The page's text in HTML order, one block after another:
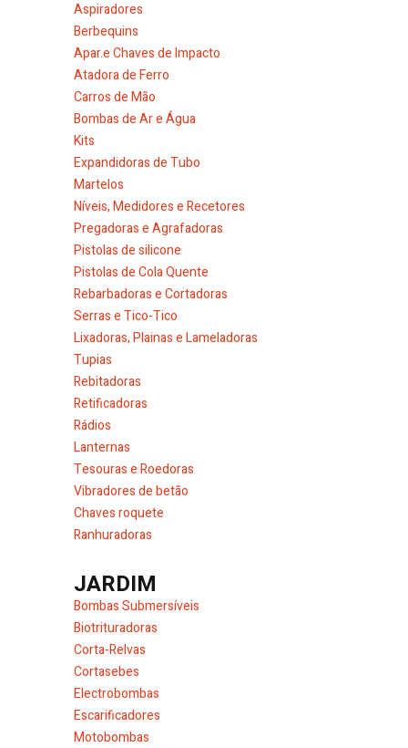
Aspiradores
Berbequins
Apar.e Chaves de Impacto
Atadora de Ferro
Carros de Mão
Bombas de Ar e Água
Kits
Expandidoras de Tubo
Martelos
Níveis, Medidores e Recetores
Pregadoras e Agrafadoras
Pistolas de silicone
Pistolas de Cola Quente
Rebarbadoras e Cortadoras
Serras e Tico-Tico
Lixadoras, Plainas e Lameladoras
Tupias
Rebitadoras
Retificadoras
Rádios
Lanternas
Tesouras e Roedoras
Vibradores de betão
Chaves roquete
Ranhuradoras
JARDIM
Bombas Submersíveis
Biotrituradoras
Corta-Relvas
Cortasebes
Electrobombas
Escarificadores
Motobombas